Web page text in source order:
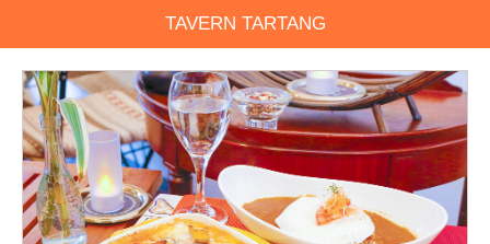
TAVERN TARTANG